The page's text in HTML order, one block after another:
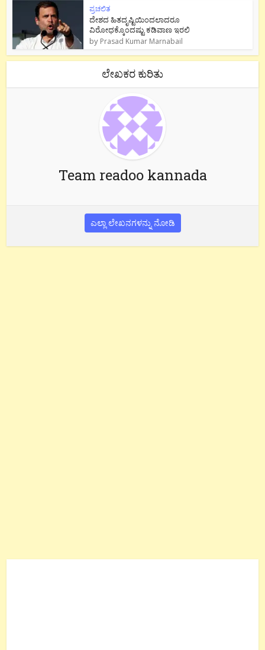
ಪ್ರಚಲಿತ
ದೇಶದ ಹಿತದೃಷ್ಟಿಯಿಂದಲಾದರೂ
ವಿರೋಧಕ್ಕೊಂದಷ್ಟು ಕಡಿವಾಣ ಇರಲಿ
by Prasad Kumar Marnabail
ಲೇಖಕರ ಕುರಿತು
Team readoo kannada
ಎಲ್ಲಾ ಲೇಖನಗಳನ್ನು ನೋಡಿ